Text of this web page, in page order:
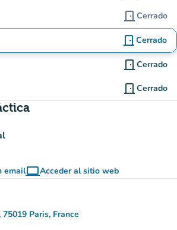
door_front Cerrado
door_front Cerrado
door_front Cerrado
door_front Cerrado
emailcomputerAcceder al sitio web
(nueva pestaña)
Paris, France
en Google Maps)
pestaña)